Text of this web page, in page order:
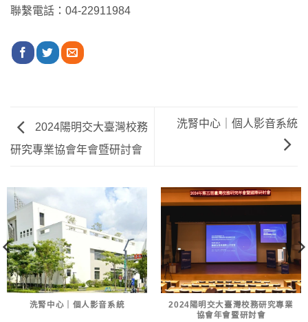
聯繫電話：04-22911984
2024陽明交大臺灣校務
研究專業協會年會暨研討會
洗腎中心｜個人影音系統
洗腎中心｜個人影音系統
2024陽明交大臺灣校務研究專業
協會年會暨研討會